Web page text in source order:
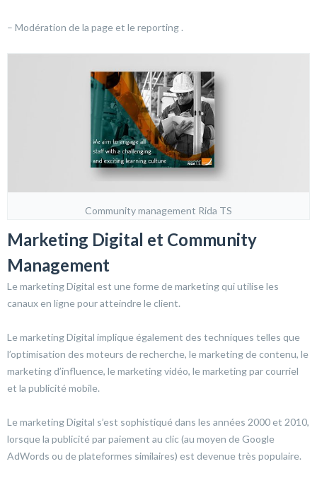
– Modération de la page et le reporting .
Community management Rida TS
Marketing Digital et Community
Management
Le marketing Digital est une forme de marketing qui utilise les
canaux en ligne pour atteindre le client.
Le marketing Digital implique également des techniques telles que
l’optimisation des moteurs de recherche, le marketing de contenu, le
marketing d’influence, le marketing vidéo, le marketing par courriel
et la publicité mobile.
Le marketing Digital s’est sophistiqué dans les années 2000 et 2010,
lorsque la publicité par paiement au clic (au moyen de Google
AdWords ou de plateformes similaires) est devenue très populaire.